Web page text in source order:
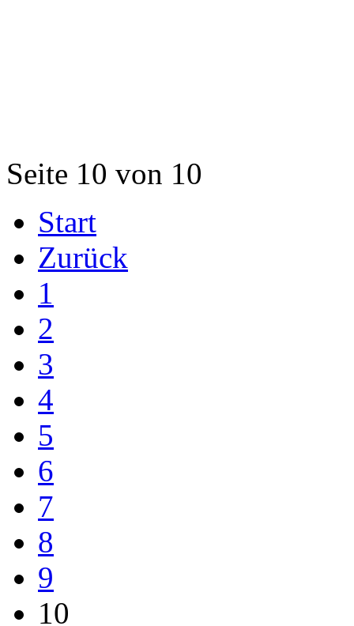
Seite 10 von 10
Start
Zurück
1
2
3
4
5
6
7
8
9
10